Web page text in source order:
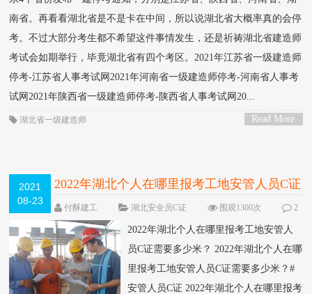
南省。再看看湖北省是不是卡在中间，所以说湖北省大概率真的会停
考。不过大部分考生都不希望这件事情发生，还是祈祷湖北省建造师
考试会如期举行，毕竟湖北省有四个考区。2021年江苏省一级建造师
停考-江苏省人事考试网2021年河南省一级建造师停考-河南省人事考
试网2021年陕西省一级建造师停考-陕西省人事考试网20...
Read More
湖北省一级建造师
2021
08-23
2022年湖北个人在哪里报考工地安管人员C证
需要多少米？
付酥建工 湖北安全员C证 围观1300次
2
条评论
2022年湖北个人在哪里报考工地安管人
员C证需要多少米？ 2022年湖北个人在哪
里报考工地安管人员C证需要多少米？#
安管人员C证 2022年湖北个人在哪里报考